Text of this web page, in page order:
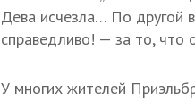
Дева исчезла… По другой
справедливо! — за то, что
У многих жителей